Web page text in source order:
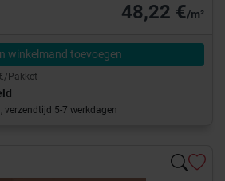
48,22 €/m²
winkelmand toevoegen
Pakket
verzendtijd 5-7 werkdagen